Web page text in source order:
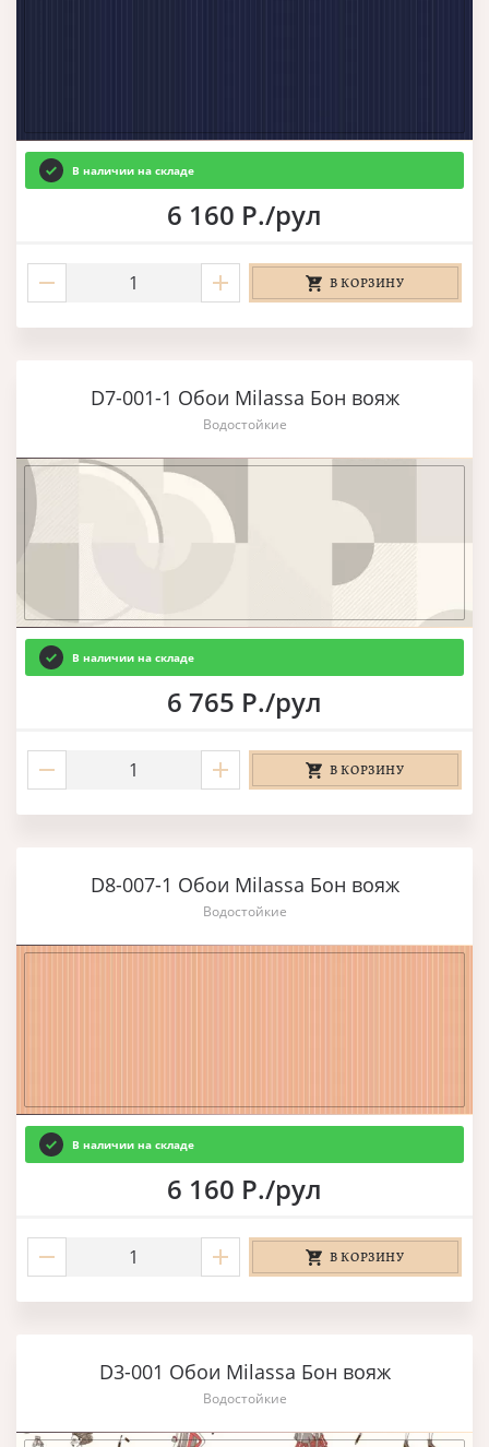
В наличии на складе
6 160 Р./рул
В КОРЗИНУ
D7-001-1 Обои Milassa Бон вояж
Водостойкие
В наличии на складе
6 765 Р./рул
В КОРЗИНУ
D8-007-1 Обои Milassa Бон вояж
Водостойкие
В наличии на складе
6 160 Р./рул
В КОРЗИНУ
D3-001 Обои Milassa Бон вояж
Водостойкие